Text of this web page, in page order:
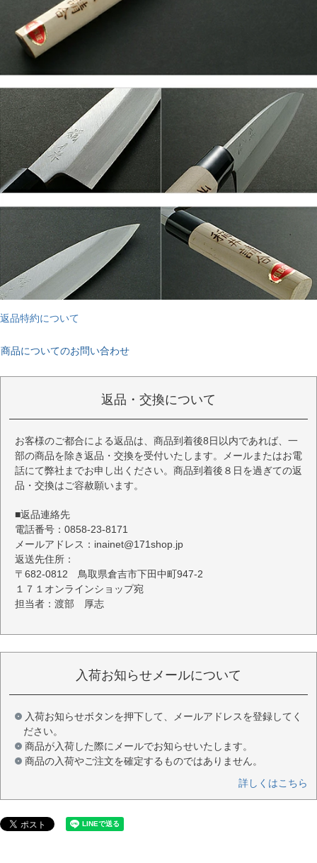
返品特約について
商品についてのお問い合わせ
返品・交換について
お客様のご都合による返品は、商品到着後8日以内であれば、一
部の商品を除き返品・交換を受付いたします。メールまたはお電
話にて弊社までお申し出ください。商品到着後８日を過ぎての返
品・交換はご容赦願います。
■返品連絡先
電話番号：0858-23-8171
メールアドレス：inainet@171shop.jp
返送先住所：
〒682-0812 鳥取県倉吉市下田中町947-2
１７１オンラインショップ宛
担当者：渡部 厚志
入荷お知らせメールについて
入荷お知らせボタンを押下して、メールアドレスを登録してく
ださい。
商品が入荷した際にメールでお知らせいたします。
商品の入荷やご注文を確定するものではありません。
詳しくはこちら